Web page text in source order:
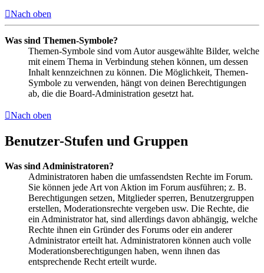
Nach oben
Was sind Themen-Symbole?
Themen-Symbole sind vom Autor ausgewählte Bilder, welche
mit einem Thema in Verbindung stehen können, um dessen
Inhalt kennzeichnen zu können. Die Möglichkeit, Themen-
Symbole zu verwenden, hängt von deinen Berechtigungen
ab, die die Board-Administration gesetzt hat.
Nach oben
Benutzer-Stufen und Gruppen
Was sind Administratoren?
Administratoren haben die umfassendsten Rechte im Forum.
Sie können jede Art von Aktion im Forum ausführen; z. B.
Berechtigungen setzen, Mitglieder sperren, Benutzergruppen
erstellen, Moderationsrechte vergeben usw. Die Rechte, die
ein Administrator hat, sind allerdings davon abhängig, welche
Rechte ihnen ein Gründer des Forums oder ein anderer
Administrator erteilt hat. Administratoren können auch volle
Moderationsberechtigungen haben, wenn ihnen das
entsprechende Recht erteilt wurde.